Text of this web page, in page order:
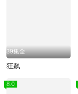
39集全
狂飙
8.0